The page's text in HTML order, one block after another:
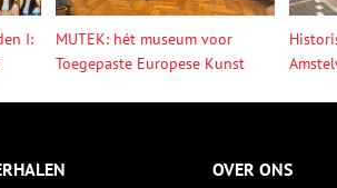
I:
MUTEK: hét museum voor
Toegepaste Europese Kunst
OVER ONS